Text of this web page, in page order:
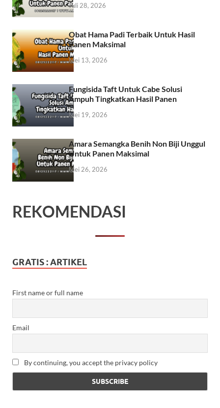
Juli 28, 2026
Obat Hama Padi Terbaik Untuk Hasil
Panen Maksimal
Mei 13, 2026
Fungisida Taft Untuk Cabe Solusi
Ampuh Tingkatkan Hasil Panen
Mei 19, 2026
Amara Semangka Benih Non Biji Unggul
Untuk Panen Maksimal
Mei 26, 2026
REKOMENDASI
GRATIS : ARTIKEL
First name or full name
Email
By continuing, you accept the privacy policy